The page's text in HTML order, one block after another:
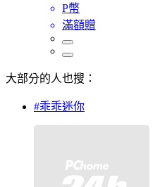
P幣
滿額贈
大部分的人也搜：
#乖乖迷你